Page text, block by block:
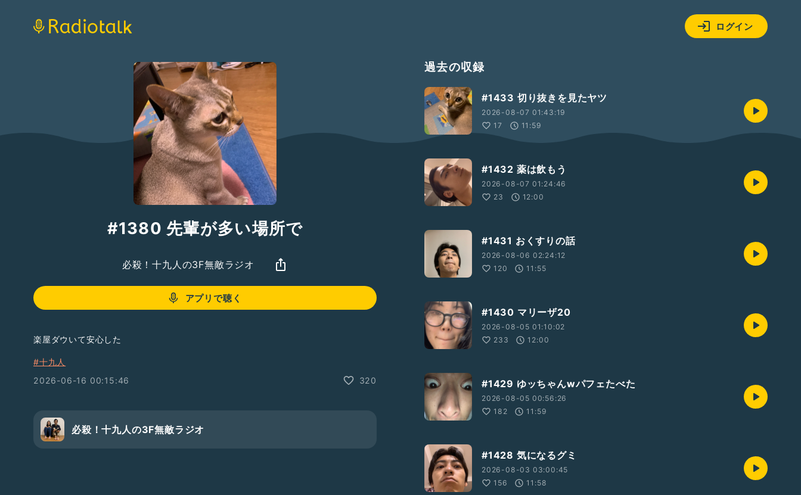
ログイン
#1380 先輩が多い場所で
必殺！十九人の3F無敵ラジオ
アプリで聴く
楽屋ダウいて安心した
#十九人
2026-06-16 00:15:46
320
必殺！十九人の3F無敵ラジオ
過去の収録
#1433 切り抜きを見たヤツ
2026-08-07 01:43:19
17
11:59
#1432 薬は飲もう
2026-08-07 01:24:46
23
12:00
#1431 おくすりの話
2026-08-06 02:24:12
120
11:55
#1430 マリーザ20
2026-08-05 01:10:02
233
12:00
#1429 ゆッちゃんwパフェたべた
2026-08-05 00:56:26
182
11:59
#1428 気になるグミ
2026-08-03 03:00:45
156
11:58